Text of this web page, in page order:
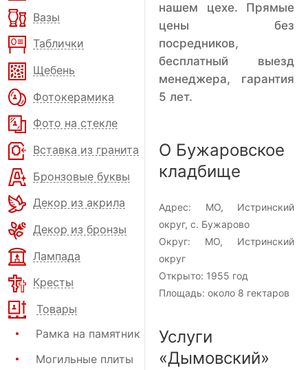
Вазы
Таблички
Щебень
Фотокерамика
Фото на стекле
Вставка из гранита
Бронзовые буквы
Декор из акрила
Декор из бронзы
Лампада
Кресты
Товары
Рамка на памятник
Могильные плиты
нашем цехе. Прямые
цены без
посредников,
бесплатный выезд
менеджера, гарантия
5 лет.
О Бужаровское
кладбище
Адрес: МО, Истринский
округ, с. Бужарово
Округ: МО, Истринский
округ
Открыто: 1955 год
Площадь: около 8 гектаров
Услуги
«Дымовский»